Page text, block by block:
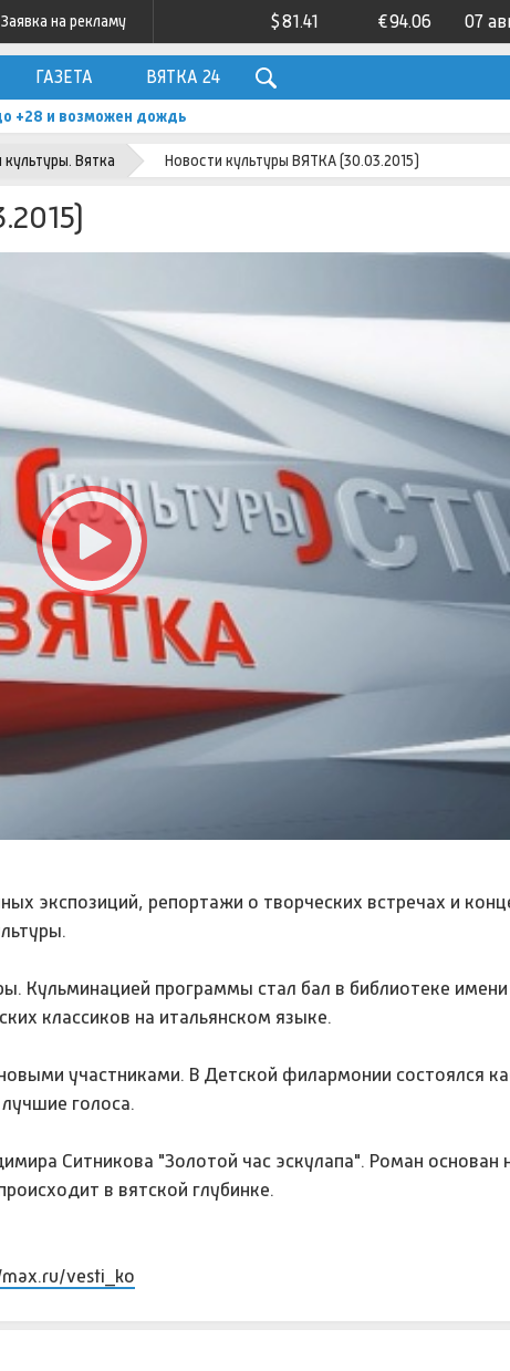
Заявка на рекламу $81.41 €94.06 07
ГАЗЕТА ВЯТКА 24
+28 и возможен дождь
Вятка Новости культуры ВЯТКА (30.03.2015)
экспозиций, репортажи о творческих встречах и
Кульминацией программы стал бал в библиотеке имени
классиков на итальянском языке.
участниками. В Детской филармонии состоялся
голоса.
Ситникова "Золотой час эскулапа". Роман основан
в вятской глубинке.
vesti_ko